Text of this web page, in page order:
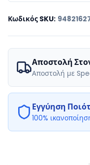
Κωδικός SKU:
Αποστολή
Αποστολή με
Εγγύηση
100%